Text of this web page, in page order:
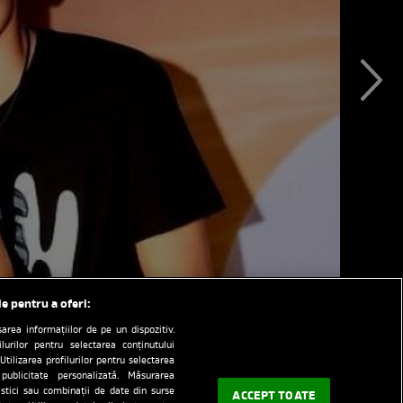
pentru a oferi:
informațiilor de pe un dispozitiv.
pentru selectarea conținutului
profilurilor pentru selectarea
personalizată. Măsurarea
sau combinații de date din surse
ACCEPT TOATE